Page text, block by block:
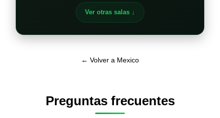
Ver otras salas ↓
← Volver a Mexico
Preguntas frecuentes